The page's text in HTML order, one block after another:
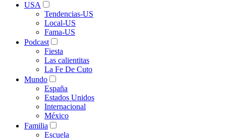
USA
Tendencias-US
Local-US
Fama-US
Podcast
Fiesta
Las calientitas
La Fe De Cuto
Mundo
España
Estados Unidos
Internacional
México
Familia
Escuela